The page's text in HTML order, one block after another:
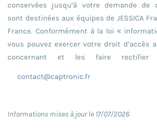
conservées jusqu’à votre demande de
sont destinées aux équipes de JESSICA
France. Conformément à la loi «
vous pouvez exercer votre droit d’accès
concernant et les faire rectifier
Informations mises à jour le 17/07/2026